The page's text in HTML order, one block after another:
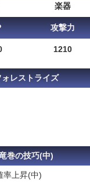
楽器
攻撃力
1210
ォレストライズ
巻の技巧(中)
率上昇(中)